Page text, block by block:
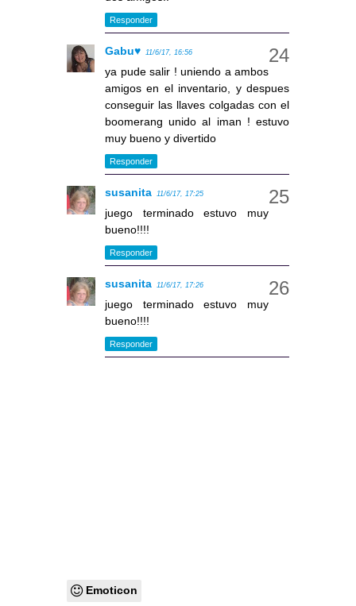
Responder
Gabu♥ 11/6/17, 16:56
ya pude salir ! uniendo a ambos
amigos en el inventario, y despues
conseguir las llaves colgadas con el
boomerang unido al iman ! estuvo
muy bueno y divertido
Responder
susanita 11/6/17, 17:25
juego terminado estuvo muy
bueno!!!!
Responder
susanita 11/6/17, 17:26
juego terminado estuvo muy
bueno!!!!
Responder
Emoticon